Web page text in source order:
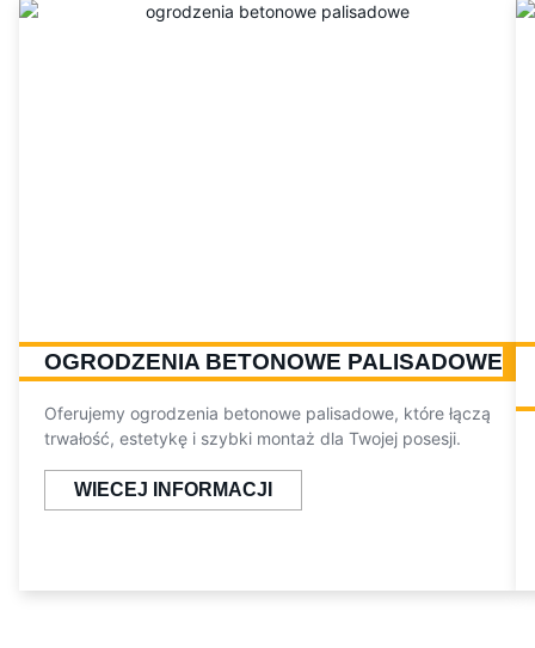
OGRODZENIA BETONOWE PALISADOWE
Oferujemy ogrodzenia betonowe palisadowe, które łączą
trwałość, estetykę i szybki montaż dla Twojej posesji.
WIECEJ INFORMACJI